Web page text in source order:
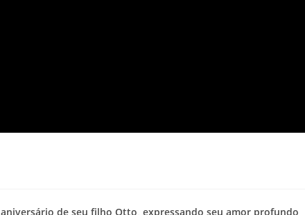
de seu filho Otto, expressando seu amor profundo